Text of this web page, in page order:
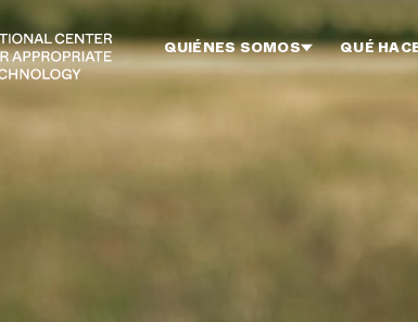
QUIÉNES SOMOS QUÉ